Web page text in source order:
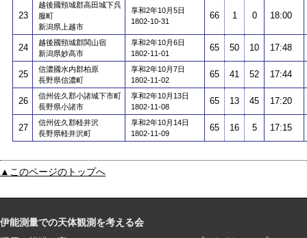
23
越後國頸城郡高田城下呉
服町
新潟県上越市
享和2年10月5日
1802-10-31
66 1 0 18:00
24
越後國頸城郡関山宿
新潟県妙高市
享和2年10月6日
1802-11-01
65 50 10 17:48
25
信濃國水内郡柏原
長野県信濃町
享和2年10月7日
1802-11-02
65 41 52 17:44
26
信州佐久郡小諸城下市町
長野県小諸市
享和2年10月13日
1802-11-08
65 13 45 17:20
27
信州佐久郡軽井沢
長野県軽井沢町
享和2年10月14日
1802-11-09
65 16 5 17:15
▲このページのトップへ
伊能測量での天体観測を考える会